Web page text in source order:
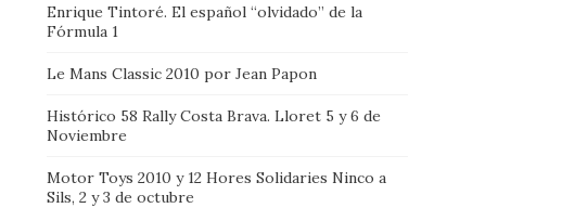
Enrique Tintoré. El español “olvidado” de la
Fórmula 1
Le Mans Classic 2010 por Jean Papon
Histórico 58 Rally Costa Brava. Lloret 5 y 6 de
Noviembre
Motor Toys 2010 y 12 Hores Solidaries Ninco a
Sils, 2 y 3 de octubre